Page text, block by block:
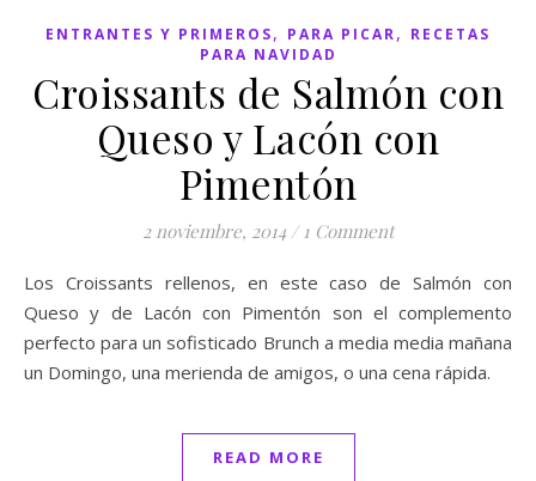
ENTRANTES Y PRIMEROS, PARA PICAR, RECETAS
PARA NAVIDAD
Croissants de Salmón con
Queso y Lacón con
Pimentón
2 noviembre, 2014 / 1 Comment
Los Croissants rellenos, en este caso de Salmón con
Queso y de Lacón con Pimentón son el complemento
perfecto para un sofisticado Brunch a media media mañana
un Domingo, una merienda de amigos, o una cena rápida.
READ MORE